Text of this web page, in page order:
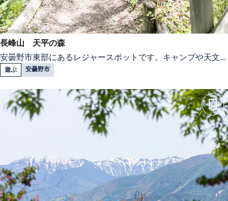
長峰山 天平の森
安曇野市東部にあるレジャースポットです。キャンプや天文...
遊ぶ 安曇野市